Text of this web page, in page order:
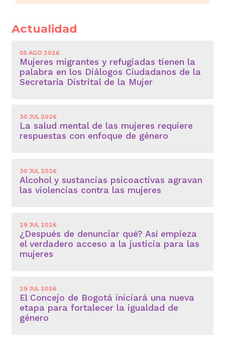
Actualidad
05 AGO 2026
Mujeres migrantes y refugiadas tienen la
palabra en los Diálogos Ciudadanos de la
Secretaría Distrital de la Mujer
30 JUL 2026
La salud mental de las mujeres requiere
respuestas con enfoque de género
30 JUL 2026
Alcohol y sustancias psicoactivas agravan
las violencias contra las mujeres
29 JUL 2026
¿Después de denunciar qué? Así empieza
el verdadero acceso a la justicia para las
mujeres
29 JUL 2026
El Concejo de Bogotá iniciará una nueva
etapa para fortalecer la igualdad de
género